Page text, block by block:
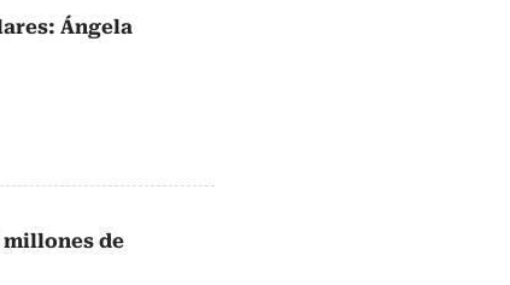
Ángela
millones de